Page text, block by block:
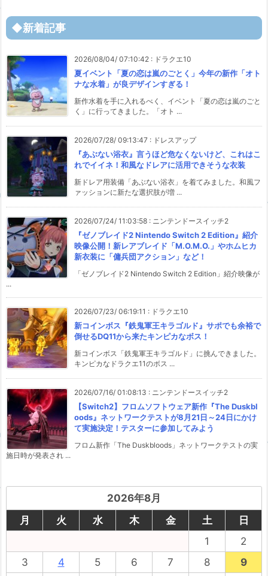
◆新着記事
2026/08/04/ 07:10:42 : ドラクエ10
夏イベント「夏の恋は嵐のごとく」今年の新作「オト
ナな水着」が良デザインすぎる！
新作水着を手に入れるべく、イベント「夏の恋は嵐のごと
く」に行ってきました。「オト ...
2026/07/28/ 09:13:47 : ドレスアップ
『あぶない浴衣』言うほど危なくないけど、これはこ
れでイイネ！和風なドレアに活用できそうな衣装
新ドレア用装備「あぶない浴衣」を着てみました。和風フ
ァッションに新たな選択肢が増 ...
2026/07/24/ 11:03:58 : ニンテンドースイッチ2
『ゼノブレイド2 Nintendo Switch 2 Edition』紹介
映像公開！新レアブレイド「M.O.M.O.」やホムヒカ
新衣装に「傭兵団アクション」など！
「ゼノブレイド2 Nintendo Switch 2 Edition」紹介映像が
...
2026/07/23/ 06:19:11 : ドラクエ10
新コインボス『鉄鬼軍王キラゴルド』サポでも余裕で
倒せるDQ11から来たキンピカなボス！
新コインボス「鉄鬼軍王キラゴルド」に挑んできました。
キンピカなドラクエ11のボス ...
2026/07/16/ 01:08:13 : ニンテンドースイッチ2
【Switch2】フロムソフトウェア新作『The Duskbl
oods』ネットワークテストが8月21日～24日にかけ
て実施決定！テスターに参加してみよう
フロム新作「The Duskbloods」ネットワークテストの実
施日時が発表され ...
2026年8月
月
火 水 木 金 土
日
1
2
3
4 5 6 7 8
9